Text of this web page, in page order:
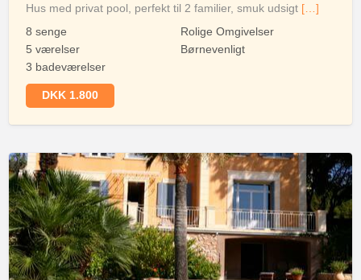
Hus med privat pool, perfekt til 2 familier, smuk udsigt […]
8 senge
5 værelser
3 badeværelser
Rolige Omgivelser
Børnevenligt
DKK 1.800